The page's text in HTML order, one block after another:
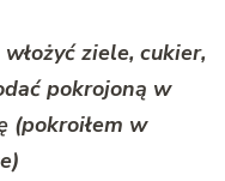
ziele, cukier,
pokrojoną w
(pokroiłem w